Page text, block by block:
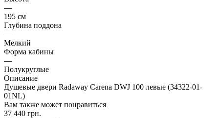
—
195 см
Глубина поддона
—
Мелкий
Форма кабины
—
Полукруглые
Описание
Душевые двери Radaway Carena DWJ 100 левые (34322-01-
01NL)
Вам также может понравиться
37 440 грн.